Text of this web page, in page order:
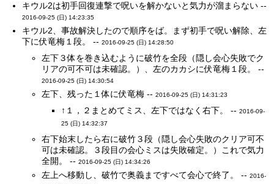
キウル2は初手回復連撃で呪いを解かないと気力が溜まらない --
2016-09-25 (日) 14:23:35
キウル2、事故解決したので順序をば。まず初手で呪い解除、左
下に伏竜梅１段。 --2016-09-25 (日) 14:28:50
左下３体を巻き込むように破竹を全段（隠し会心失敗でク
リアの可不可は未確認。）、左のカカシに伏竜梅１段。 --
2016-09-25 (日) 14:30:54
左下、残った１体に伏竜梅 --2016-09-25 (日) 14:31:23
↑１，２まとめてミス、左下ではなく右下。 --2016-09-
25 (日) 14:32:37
右下始末したら右に破竹３段（隠し会心失敗のクリア可不
可は未確認。３段目の会心ミスは失敗確定。）これで気力
全開。 --2016-09-25 (日) 14:34:26
左上へ移動し、破竹で奥義まですべて会心で終了。 --2016-